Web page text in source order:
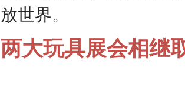
放世界。
两大玩具展会相继